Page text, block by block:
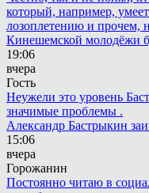
который, например,
лозоплетению и прочем,
Кинешемской молодёжи
19:06
вчера
Гость
Неужели это уровень
значимые проблемы .
Александр Бастрыкин
15:06
вчера
Горожанин
Постоянно читаю в